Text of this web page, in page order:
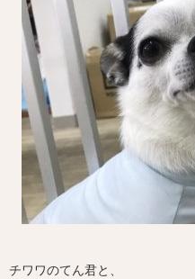
チワワのてん君と、